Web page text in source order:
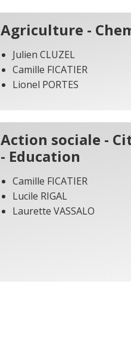
Agriculture -
Julien CLUZEL
Camille FICATIER
Lionel PORTES
Action sociale -
- Education
Camille FICATIER
Lucile RIGAL
Laurette VASSALO